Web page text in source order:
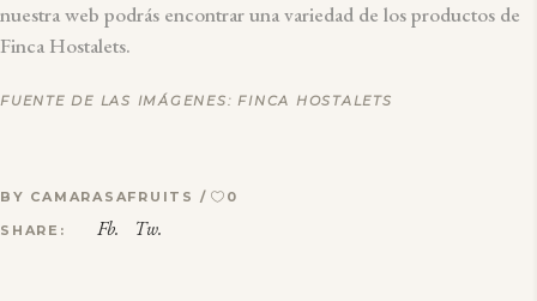
nuestra web podrás encontrar una variedad de los productos de
Finca Hostalets.
FUENTE DE LAS IMÁGENES: FINCA HOSTALETS
BY CAMARASAFRUITS
0
SHARE:
Fb. Tw.